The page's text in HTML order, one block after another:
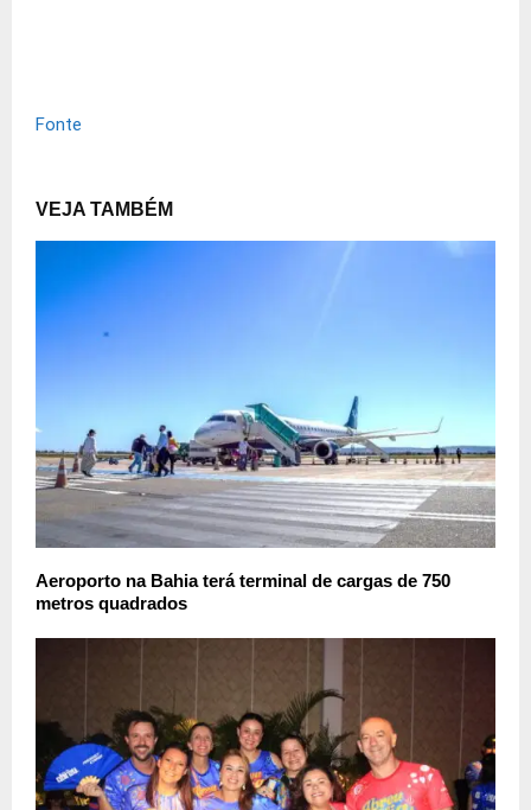
Fonte
VEJA TAMBÉM
Aeroporto na Bahia terá terminal de cargas de 750
metros quadrados